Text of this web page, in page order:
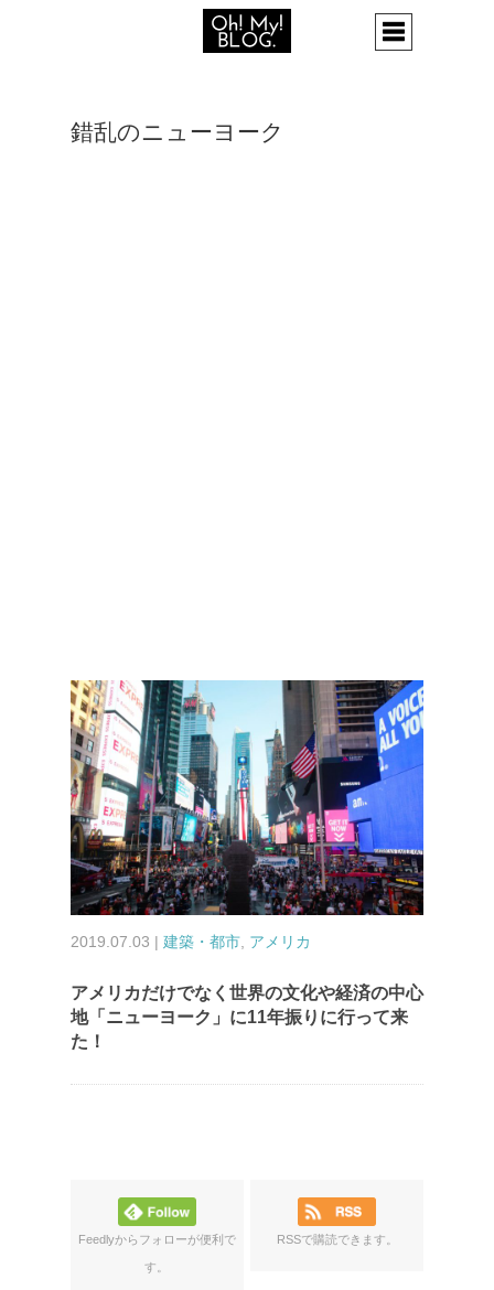
錯乱のニューヨーク
2019.07.03 | 建築・都市 アメリカ
アメリカだけでなく世界の文化や経済の中心
地「ニューヨーク」に11年振りに行って来
た！
Feedlyからフォローが便利で
す。
RSSで購読できます。